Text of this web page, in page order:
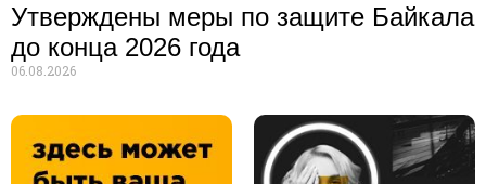
Утверждены меры по защите Байкала
до конца 2026 года
06.08.2026